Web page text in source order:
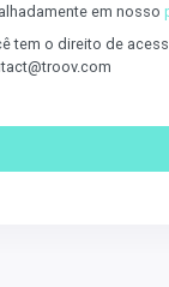
em nosso
tem o direito de